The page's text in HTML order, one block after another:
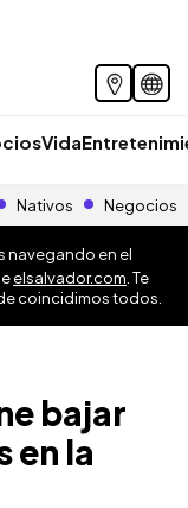
Vida
Nativos Negocios
navegando en el
elsalvador.com . Te
coincidimos todos.
bajar
en la